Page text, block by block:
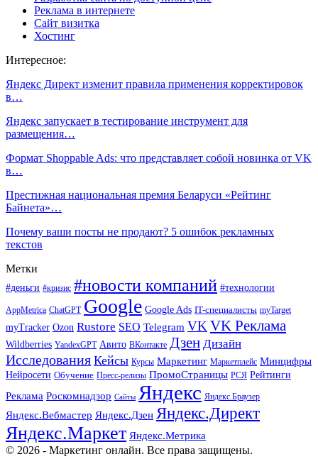
Реклама в интернете
Сайт визитка
Хостинг
Интересное:
Яндекс Директ изменит правила применения корректировок
в…
Яндекс запускает в тестирование инструмент для
размещения…
Формат Shoppable Ads: что представляет собой новинка от VK
в…
Престижная национальная премия Беларуси «Рейтинг
Байнета»…
Почему ваши посты не продают? 5 ошибок рекламных
текстов
Метки
#деньги #кризис #новости компаний #технологии
AppMetrica ChatGPT Google Google Ads IT-специалисты myTarget
myTracker Ozon Rustore SEO Telegram VK VK Реклама
Wildberries YandexGPT Авито ВКонтакте Дзен Дизайн
Исследования Кейсы Курсы Маркетинг Маркетплейс Минцифры
Нейросети Обучение Пресс-релизы ПромоСтраницы РСЯ Рейтинги
Реклама Роскомнадзор Сайты Яндекс Яндекс.Браузер
Яндекс.Вебмастер Яндекс.Дзен Яндекс.Директ
Яндекс.Маркет Яндекс.Метрика
© 2026 - Маркетинг онлайн. Все права защищены.